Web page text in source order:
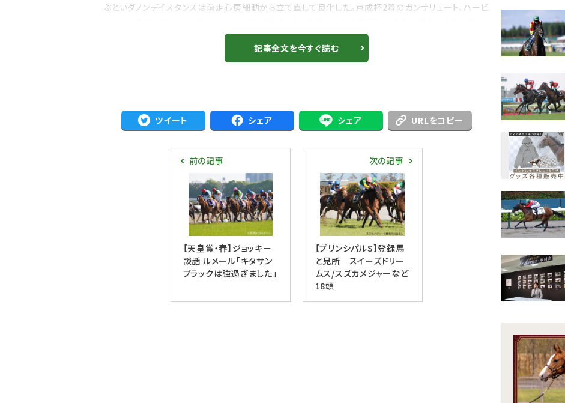
ぶといダノンデイスタンスは前走心房細動から立て直して良化した。京成杯2着のガンサリュート、ハービ
記事全文を今すぐ読む
ツイート シェア シェア URLをコピー
前の記事
【天皇賞・春】ジョッキー
談話 ルメール「キタサン
ブラックは強過ぎました」
次の記事
【プリンシパルS】登録馬
と見所 スイーズドリー
ムス/スズカメジャーなど
18頭